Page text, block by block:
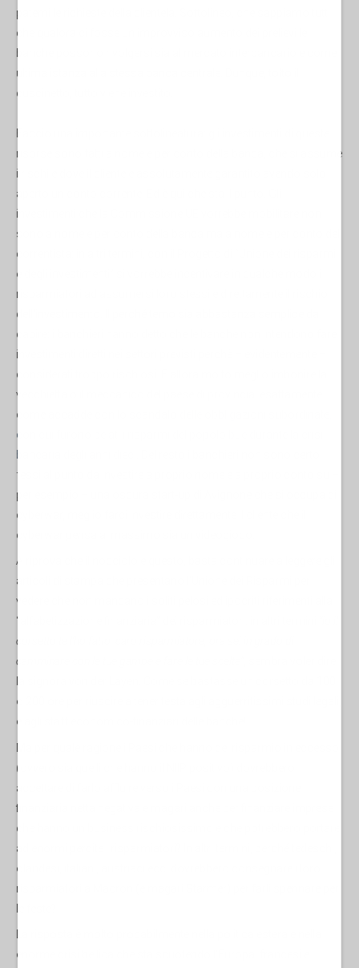
patemi le richieste della clientela. Sottolineo, che sappiamo tutti
che qualora ci fosse un improvviso aumento dei prelievi le
ultima istanza alla stessa banca centrale. Dunque, tolto il
cuscinetto, tutto viene investito.
risorse sono fatti a nome e per conto della banca, che si assume
i rischi e dove il cliente è assolutamente garantito avendo solo
aperto un conto corrente. Ed è qui che sta il punto. Gli
investimenti che la Commissione UE vorrebbe mobilitare non
sono a nome e per conto della banca ma a nome e per conto del
correntista: in altri termini, con il Progetto di “Unione dei risparmi
e degli investimenti” si vorrebbe incentivare in qualche modo i
risparmiatori ad assumersi loro stessi e direttamente il rischio
dell'investimento. Il perché temo sia abbastanza semplice da
capire: i banchieri hanno detto che le banche non intendono fare
investimenti diretti nei settori previsti perchè – evidentemente –
considerati troppo rischiosi. E allora molto meglio imbonire la
vecchietta o il meccanico del paese di provincia, esattamente
come accadde con lo
con cui furono pelati i risparmi del popolo bue durante la crisi
fessi al punto da investire a proprio nome e a proprio conto su –
per esempio – una oscura start-up di Avignone che si occupa di
cyberwar, meglio farci investire direttamente il cliente che il
cyberwar pensa al massimo sia un videogioco.
A riprova che il nocciolo è questo, basta continuare a leggere gli
articoli di stampa che presentano l'Unione dei Risparmi per
vedere che non mancano i soliti pelosi ed ipocriti riferimenti alla
“alfabetizzazione finanziaria” dei risparmiatori: in altri termini
corsetto te l'ho fatto, caro risparmiatore, ora sei in grado di
camminare con le tue gambe e fare le tue scelte”
o 200 ore per riuscire a tener testa agli agguerritissimi studi legali,
e agli staff economico-finanziari delle banche!
(ovvero sia quelli che hanno il NIIP positivo) dovrebbero
accettare di farlo affluire verso i Paesi con una posizione
finanziaria netta negativa e magari anche per finanziare imprese
che hanno un business rischiosissimo e che potrebbero portare
ad enormi perdite i risparmiatori? In altri termini, perché tedeschi,
olandesi, italiani, austriaci ecc. dovrebbero consegnare i loro
risparmiatori a Macron (e magari Starmer) per farli spennare per
enorme crisi bellica che sta scuotendo l'Europa: francesi e